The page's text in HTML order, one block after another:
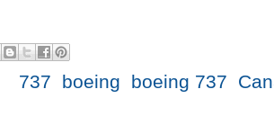
737 boeing boeing 737